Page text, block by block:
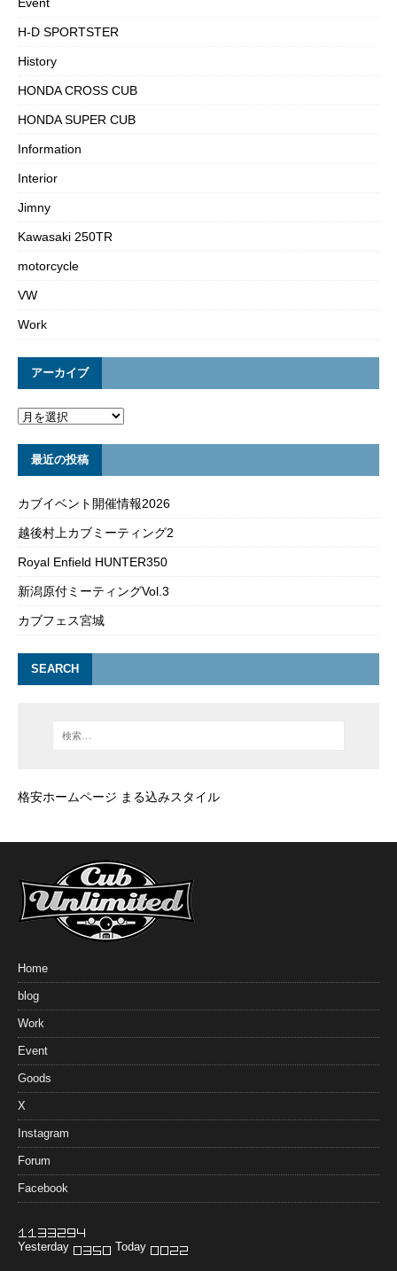
H-D SPORTSTER
History
HONDA CROSS CUB
HONDA SUPER CUB
Information
Interior
Jimny
Kawasaki 250TR
motorcycle
VW
Work
アーカイブ
最近の投稿
カブイベント開催情報2026
越後村上カブミーティング2
Royal Enfield HUNTER350
新潟原付ミーティングVol.3
カブフェス宮城
SEARCH
格安ホームページ まる込みスタイル
Home
blog
Work
Event
Goods
X
Instagram
Forum
Facebook
Yesterday Today